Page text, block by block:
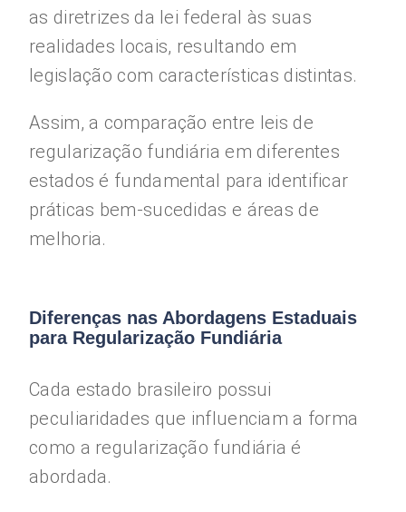
as diretrizes da lei federal às suas
realidades locais, resultando em
legislação com características distintas.
Assim, a comparação entre leis de
regularização fundiária em diferentes
estados é fundamental para identificar
práticas bem-sucedidas e áreas de
melhoria.
Diferenças nas Abordagens Estaduais
para Regularização Fundiária
Cada estado brasileiro possui
peculiaridades que influenciam a forma
como a regularização fundiária é
abordada.